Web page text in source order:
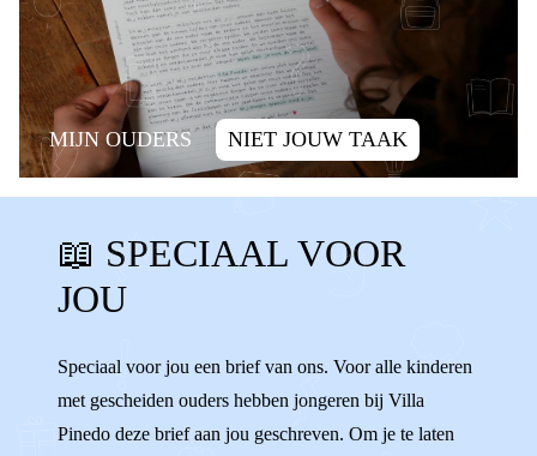
MIJN OUDERS NIET JOUW TAAK
SCHULD ALLEEN ZIJN
ALLEEN VOELEN SCHULDIG
WENNEN
WISSELEN VERHUIZEN ALLEEN
ENIGE AFSPRAKEN
📖 SPECIAAL VOOR
JOU
Speciaal voor jou een brief van ons. Voor alle kinderen
met gescheiden ouders hebben jongeren bij Villa
Pinedo deze brief aan jou geschreven. Om je te laten